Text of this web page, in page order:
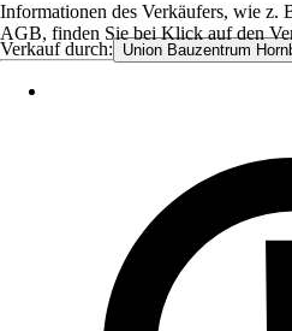
Verkauf durch: Union Bauzentrum
Informationen des Verkäufers, wie z.
AGB, finden Sie bei Klick auf den